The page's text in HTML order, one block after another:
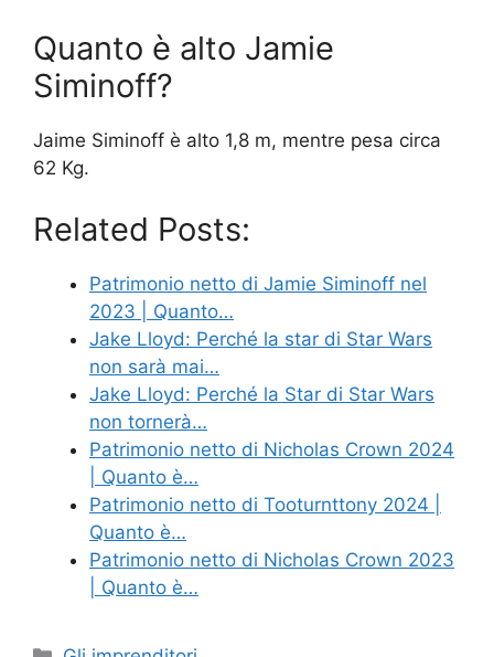
Quanto è alto Jamie
Siminoff?
Jaime Siminoff è alto 1,8 m, mentre pesa circa
62 Kg.
Related Posts:
Patrimonio netto di Jamie Siminoff nel
2023 | Quanto…
Jake Lloyd: Perché la star di Star Wars
non sarà mai…
Jake Lloyd: Perché la Star di Star Wars
non tornerà…
Patrimonio netto di Nicholas Crown 2024
| Quanto è…
Patrimonio netto di Tooturnttony 2024 |
Quanto è…
Patrimonio netto di Nicholas Crown 2023
| Quanto è…
Categories